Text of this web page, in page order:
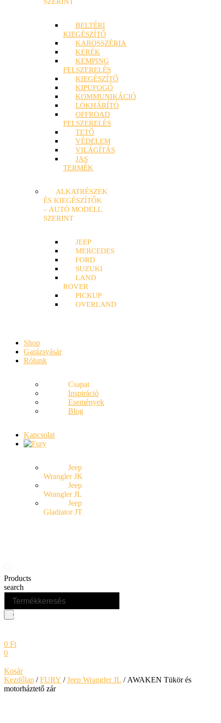
BELTÉRI
KIEGÉSZÍTŐ
KAROSSZÉRIA
KERÉK
KEMPING
FELSZERELÉS
KIEGÉSZÍTŐ
KIPUFOGÓ
KOMMUNIKÁCIÓ
LÖKHÁRÍTÓ
OFFROAD
FELSZERELÉS
TETŐ
VÉDELEM
VILÁGÍTÁS
JAS
TERMÉK
ALKATRÉSZEK
ÉS KIEGÉSZÍTŐK
– AUTÓ MODELL
SZERINT
JEEP
MERCEDES
FORD
SUZUKI
LAND
ROVER
PICKUP
OVERLAND
Shop
Garázsvásár
Rólunk
Csapat
Inspiráció
Események
Blog
Kapcsolat
Jeep
Wrangler JK
Jeep
Wrangler JL
Jeep
Gladiator JT
Products
search
0 Ft
0
Kosár
Kezdőlap /FURY /Jeep Wrangler JL / AWAKEN Tükör és
motorháztető zár